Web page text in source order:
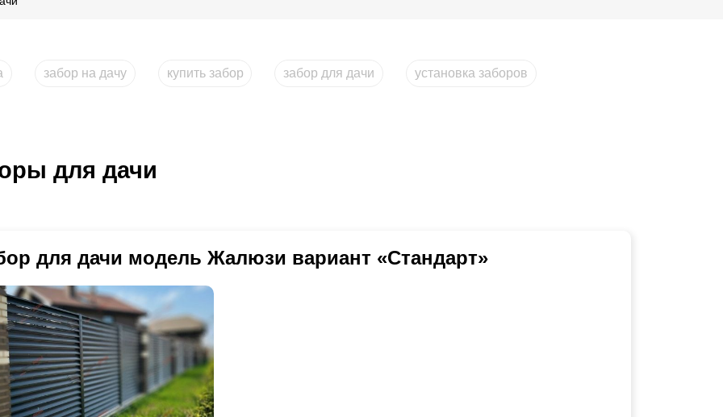
забор на дачу купить забор забор для дачи установка заборов
для дачи
для дачи модель Жалюзи вариант «Стандарт»